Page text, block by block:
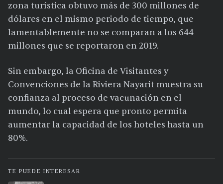
zona turística obtuvo más de 300 millones de
dólares en el mismo periodo de tiempo, que
lamentablemente no se comparan a los 644
millones que se reportaron en 2019.
Sin embargo, la Oficina de Visitantes y
Convenciones de la Riviera Nayarit muestra su
confianza al proceso de vacunación en el
mundo, lo cual espera que pronto permita
aumentar la capacidad de los hoteles hasta un
80%.
TE PUEDE INTERESAR